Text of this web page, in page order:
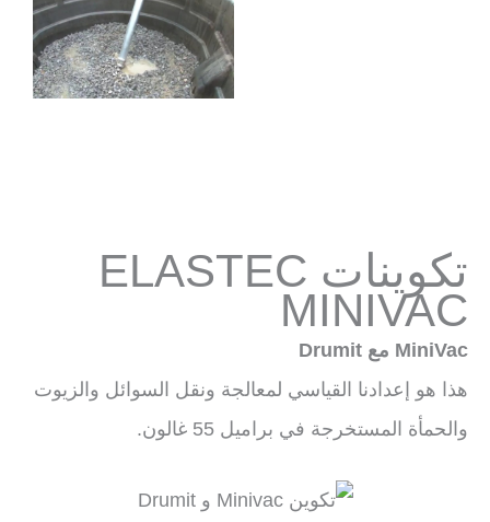
تكوينات ELASTEC
MINIVAC
MiniVac مع Drumit
هذا هو إعدادنا القياسي لمعالجة ونقل السوائل والزيوت
والحمأة المستخرجة في براميل 55 غالون.